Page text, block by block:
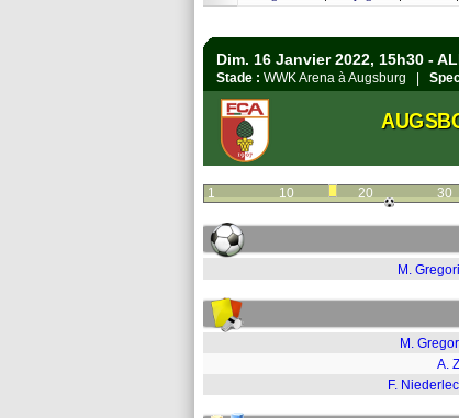
Dim. 16 Janvier 2022, 15h30 -
Stade : WWK Arena à Augsburg |
1 10 20 30
M.
M.
A.
F.